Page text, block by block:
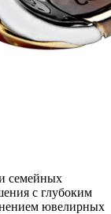
семейных
с глубоким
ювелирных